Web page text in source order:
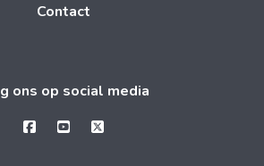
Contact
ons op social media